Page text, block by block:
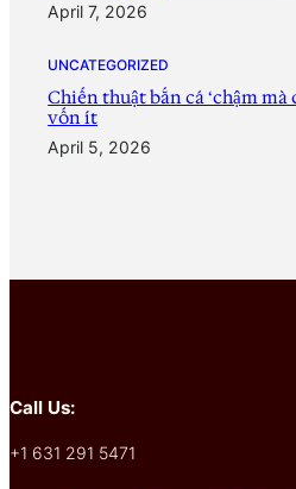
April 7, 2026
UNCATEGORIZED
Chiến thuật bắn cá ‘chậm mà
vốn ít
April 5, 2026
Call Us:
+1 631 291 5471